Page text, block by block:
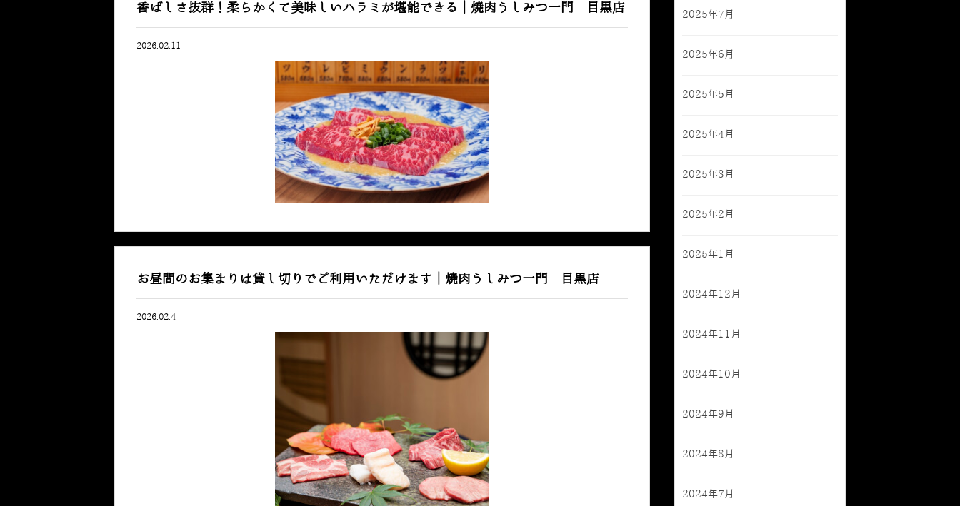
香ばしさ抜群！柔らかくて美味しいハラミが堪能できる｜焼肉うしみつ一門 目黒店
2026.02.11
お昼間のお集まりは貸し切りでご利用いただけます｜焼肉うしみつ一門 目黒店
2026.02.4
2025年7月
2025年6月
2025年5月
2025年4月
2025年3月
2025年2月
2025年1月
2024年12月
2024年11月
2024年10月
2024年9月
2024年8月
2024年7月